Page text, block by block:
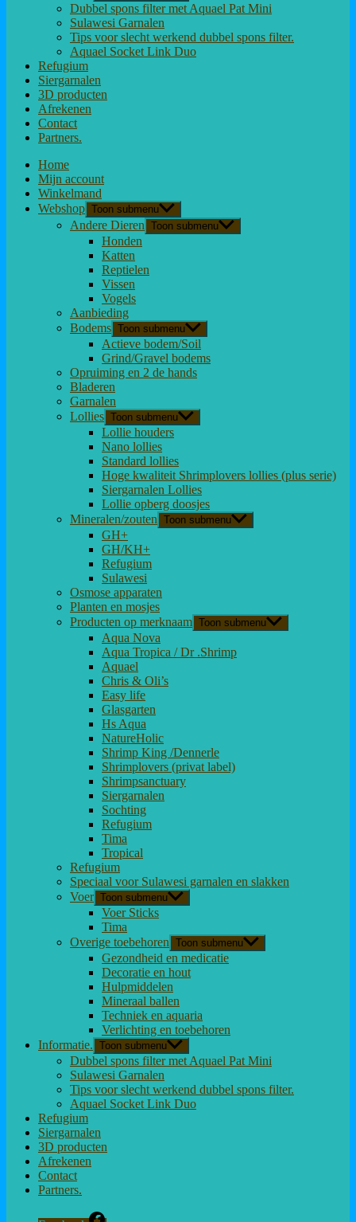
Dubbel spons filter met Aquael Pat Mini
Sulawesi Garnalen
Tips voor slecht werkend dubbel spons filter.
Aquael Socket Link Duo
Refugium
Siergarnalen
3D producten
Afrekenen
Contact
Partners.
Home
Mijn account
Winkelmand
Webshop Toon submenu
Andere Dieren Toon submenu
Honden
Katten
Reptielen
Vissen
Vogels
Aanbieding
Bodems Toon submenu
Actieve bodem/Soil
Grind/Gravel bodems
Opruiming en 2 de hands
Bladeren
Garnalen
Lollies Toon submenu
Lollie houders
Nano lollies
Standard lollies
Hoge kwaliteit Shrimplovers lollies (plus serie)
Siergarnalen Lollies
Lollie opberg doosjes
Mineralen/zouten Toon submenu
GH+
GH/KH+
Refugium
Sulawesi
Osmose apparaten
Planten en mosjes
Producten op merknaam Toon submenu
Aqua Nova
Aqua Tropica / Dr .Shrimp
Aquael
Chris & Oli’s
Easy life
Glasgarten
Hs Aqua
NatureHolic
Shrimp King /Dennerle
Shrimplovers (privat label)
Shrimpsanctuary
Siergarnalen
Sochting
Refugium
Tima
Tropical
Refugium
Speciaal voor Sulawesi garnalen en slakken
Voer Toon submenu
Voer Sticks
Tima
Overige toebehoren Toon submenu
Gezondheid en medicatie
Decoratie en hout
Hulpmiddelen
Mineraal ballen
Techniek en aquaria
Verlichting en toebehoren
Informatie. Toon submenu
Dubbel spons filter met Aquael Pat Mini
Sulawesi Garnalen
Tips voor slecht werkend dubbel spons filter.
Aquael Socket Link Duo
Refugium
Siergarnalen
3D producten
Afrekenen
Contact
Partners.